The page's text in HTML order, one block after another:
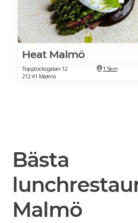
Heat Malmö
Topplocksgatan 12
212 41 Malmö
1.5km
Bästa
Malmö